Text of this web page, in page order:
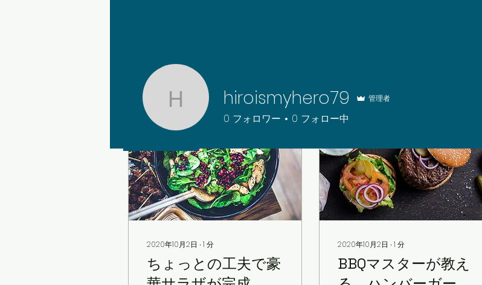
2020年10月2日 ∙1 分
ちょっとの工夫で豪
2020年10月2日 ∙1 分
BBQマスターが教え
hiroismyhero79
hiroismyhero79 管理者
0 フォロワー 0 フォロー中
プロフィール Events